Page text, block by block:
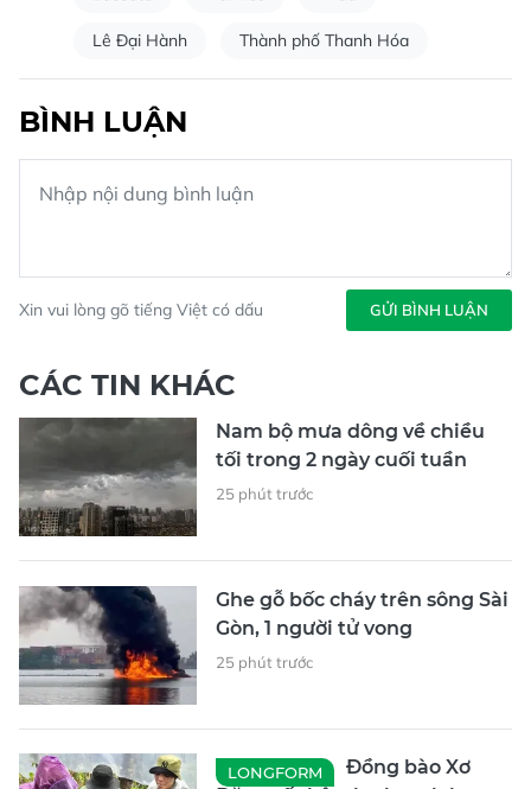
Lê Đại Hành Thành phố Thanh Hóa
BÌNH LUẬN
Xin vui lòng gõ tiếng Việt có dấu GỬI BÌNH LUẬN
CÁC TIN KHÁC
Nam bộ mưa dông về chiều
tối trong 2 ngày cuối tuần
25 phút trước
Ghe gỗ bốc cháy trên sông Sài
Gòn, 1 người tử vong
25 phút trước
LONGFORM
Đồng bào Xơ